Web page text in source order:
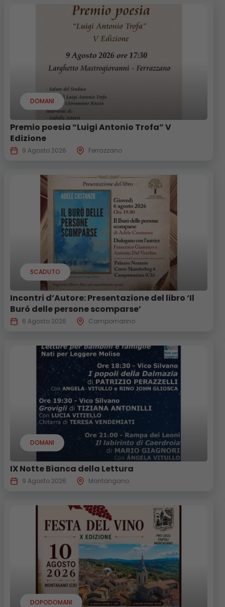
DOMANI
Premio poesia “Luigi Antonio Trofa” V
Edizione
9 Agosto 2026 Ferrazzano
SCADUTO
Incontri d’Autore: Presentazione del libro ‘Il
Buró delle persone scomparse’
6 Agosto 2026 Campomarino
DOMANI
IX Notte Bianca della Lettura
9 Agosto 2026 Montangano
DOPODOMANI